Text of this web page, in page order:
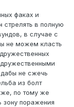
факах и
стрелять в полную
в случае с
не можем класть
не сжечь
из болт
по тому же
зону поражения